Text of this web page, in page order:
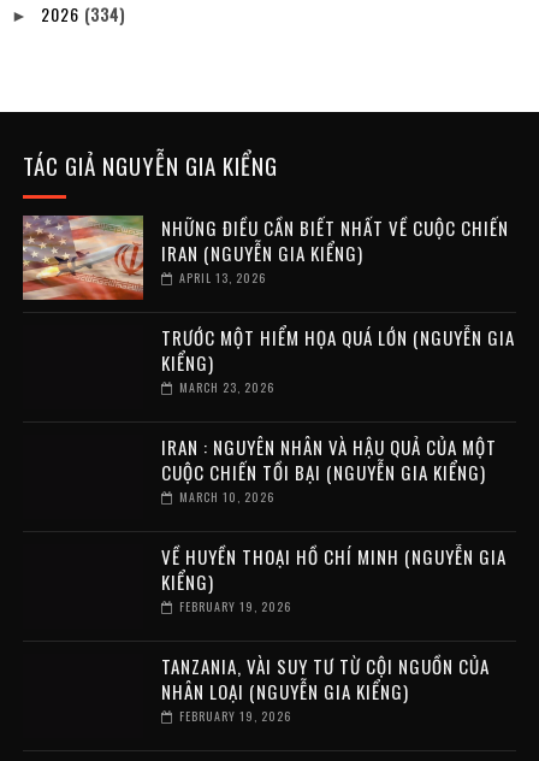
► 2026 (334)
TÁC GIẢ NGUYỄN GIA KIỂNG
NHỮNG ĐIỀU CẦN BIẾT NHẤT VỀ CUỘC CHIẾN
IRAN (NGUYỄN GIA KIỂNG)
APRIL 13, 2026
TRƯỚC MỘT HIỂM HỌA QUÁ LỚN (NGUYỄN GIA
KIỂNG)
MARCH 23, 2026
IRAN : NGUYÊN NHÂN VÀ HẬU QUẢ CỦA MỘT
CUỘC CHIẾN TỒI BẠI (NGUYỄN GIA KIỂNG)
MARCH 10, 2026
VỀ HUYỀN THOẠI HỒ CHÍ MINH (NGUYỄN GIA
KIỂNG)
FEBRUARY 19, 2026
TANZANIA, VÀI SUY TƯ TỪ CỘI NGUỒN CỦA
NHÂN LOẠI (NGUYỄN GIA KIỂNG)
FEBRUARY 19, 2026